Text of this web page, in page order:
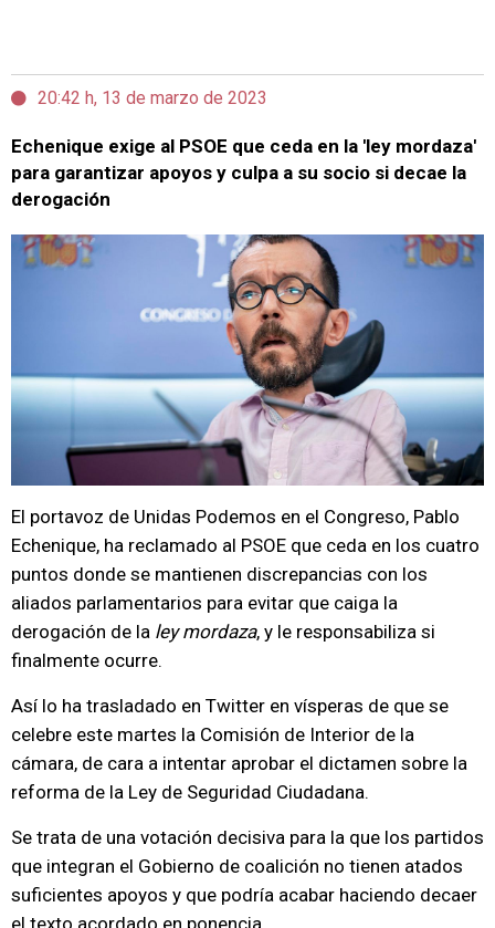
20:42 h, 13 de marzo de 2023
Echenique exige al PSOE que ceda en la 'ley mordaza'
para garantizar apoyos y culpa a su socio si decae la
derogación
El portavoz de Unidas Podemos en el Congreso, Pablo
Echenique, ha reclamado al PSOE que ceda en los cuatro
puntos donde se mantienen discrepancias con los
aliados parlamentarios para evitar que caiga la
derogación de la ley mordaza, y le responsabiliza si
finalmente ocurre.
Así lo ha trasladado en Twitter en vísperas de que se
celebre este martes la Comisión de Interior de la
cámara, de cara a intentar aprobar el dictamen sobre la
reforma de la Ley de Seguridad Ciudadana.
Se trata de una votación decisiva para la que los partidos
que integran el Gobierno de coalición no tienen atados
suficientes apoyos y que podría acabar haciendo decaer
el texto acordado en ponencia.